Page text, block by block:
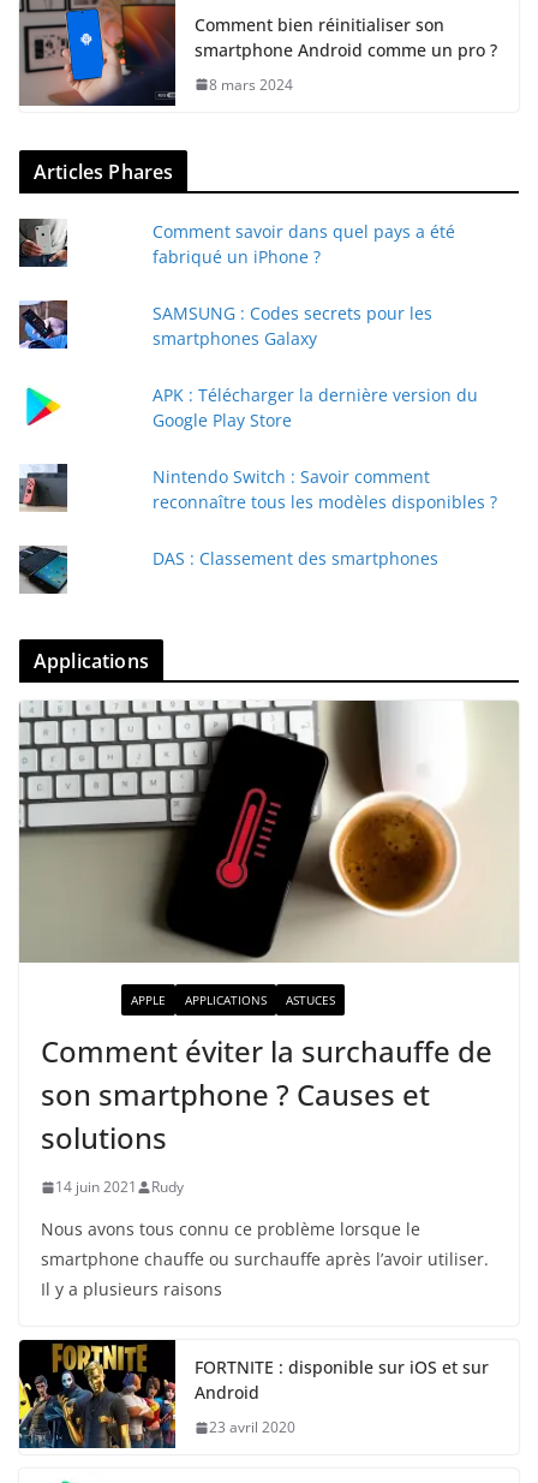
Comment bien réinitialiser son
smartphone Android comme un pro ?
8 mars 2024
Articles Phares
Comment savoir dans quel pays a été
fabriqué un iPhone ?
SAMSUNG : Codes secrets pour les
smartphones Galaxy
APK : Télécharger la dernière version du
Google Play Store
Nintendo Switch : Savoir comment
reconnaître tous les modèles disponibles ?
DAS : Classement des smartphones
Applications
APPLE APPLICATIONS ASTUCES
Comment éviter la surchauffe de
son smartphone ? Causes et
solutions
14 juin 2021 Rudy
Nous avons tous connu ce problème lorsque le
smartphone chauffe ou surchauffe après l’avoir utiliser.
Il y a plusieurs raisons
FORTNITE : disponible sur iOS et sur
Android
23 avril 2020